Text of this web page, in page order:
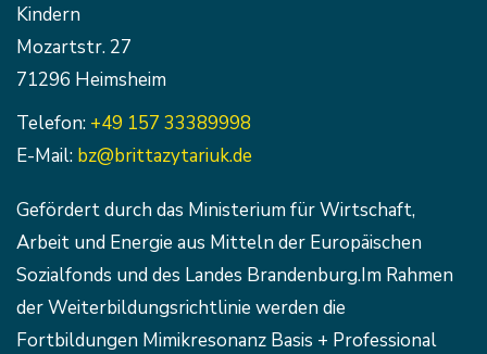
Kindern
Mozartstr. 27
71296 Heimsheim
Telefon: +49 157 33389998
E-Mail: bz@brittazytariuk.de
Gefördert durch das Ministerium für Wirtschaft,
Arbeit und Energie aus Mitteln der Europäischen
Sozialfonds und des Landes Brandenburg.Im Rahmen
der Weiterbildungsrichtlinie werden die
Fortbildungen Mimikresonanz Basis + Professional